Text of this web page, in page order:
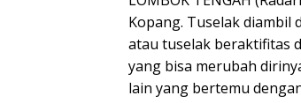
Kopang. Tuselak diambil
atau tuselak beraktifitas
yang bisa merubah
lain yang bertemu